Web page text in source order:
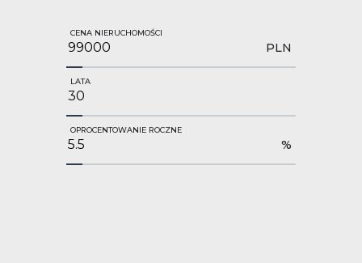
CENA NIERUCHOMOŚCI
PLN
LATA
OPROCENTOWANIE ROCZNE
%